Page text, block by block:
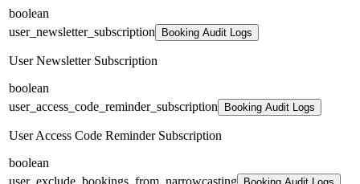
boolean
user_newsletter_subscription
Booking Audit Logs
User Newsletter Subscription
boolean
user_access_code_reminder_subscription
Booking Audit Logs
User Access Code Reminder Subscription
boolean
user_exclude_bookings_from_narrowcasting